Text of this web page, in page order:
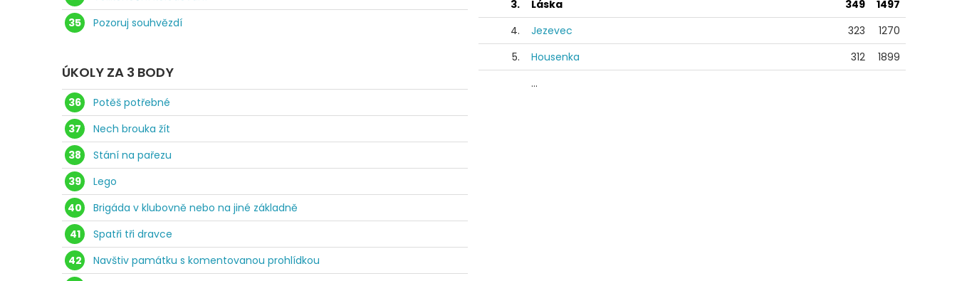
35
Pozoruj souhvězdí
ÚKOLY ZA 3 BODY
36
Potěš potřebné
37
Nech brouka žít
38
Stání na pařezu
39
Lego
40
Brigáda v klubovně nebo na jiné základně
41
Spatři tři dravce
42
Navštiv památku s komentovanou prohlídkou
3.
Láska 349
1497
4.
Jezevec 323
1270
5.
Housenka 312
1899
...